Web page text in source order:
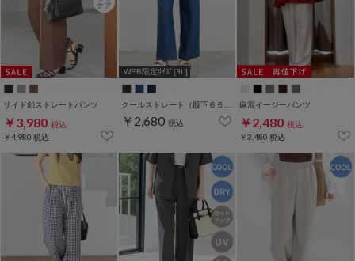
サイド釦ストレートパンツ
￥3,980 税込
￥4,980税込
WEB限定ｻｲｽﾞ[3L]
￥2,680 税込
麻混イージーパンツ
￥2,480 税込
￥3,480税込